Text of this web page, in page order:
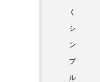
く
シ
ン
プ
ル